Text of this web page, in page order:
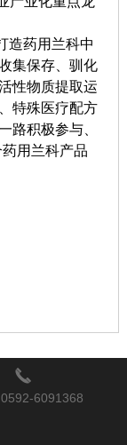
药用兰科中
集保存、驯化
性物质提取运
特殊医疗配方
路积极参与、
用兰科产品
6091368